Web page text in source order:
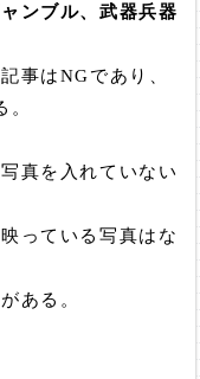
ンブル、武器兵器
事はNGであり、
真を入れていない
っている写真はな
ある。